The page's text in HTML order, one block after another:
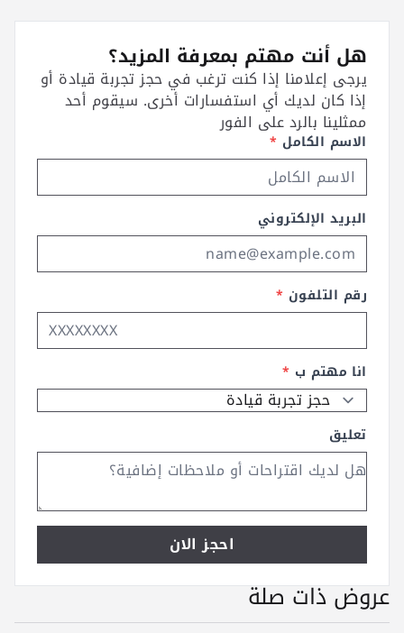
هل أنت مهتم بمعرفة المزيد؟
يرجى إعلامنا إذا كنت ترغب في حجز تجربة قيادة أو
إذا كان لديك أي استفسارات أخرى. سيقوم أحد
ممثلينا بالرد على الفور
الاسم الكامل *
البريد الإلكتروني
رقم التلفون *
انا مهتم ب *
تعليق
احجز الان
عروض ذات صلة